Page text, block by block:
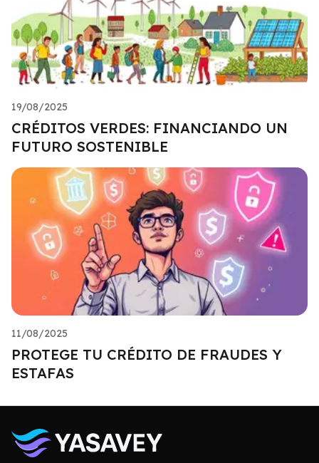
19/08/2025
CRÉDITOS VERDES: FINANCIANDO UN
FUTURO SOSTENIBLE
11/08/2025
PROTEGE TU CRÉDITO DE FRAUDES Y
ESTAFAS